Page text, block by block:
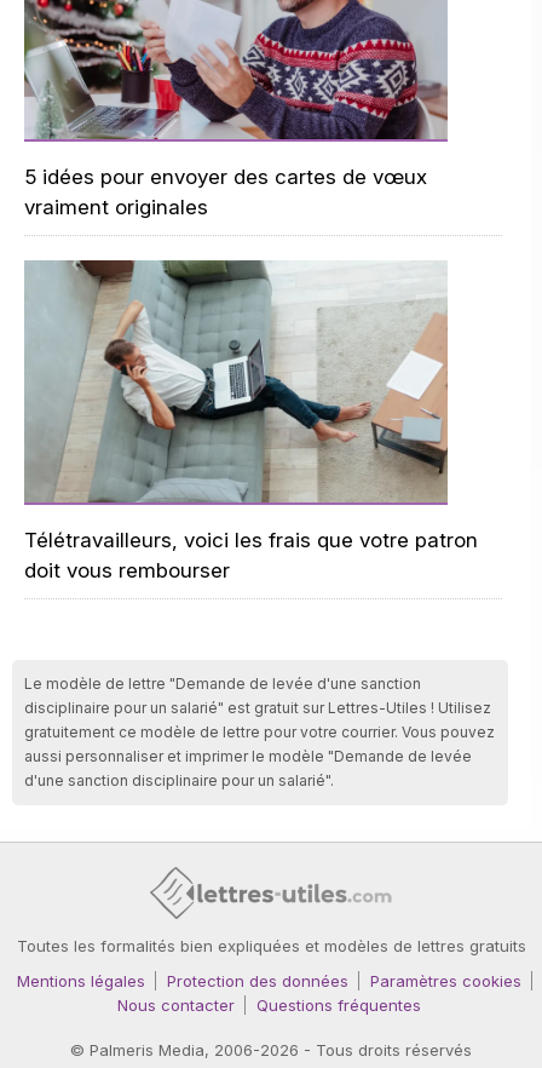
5 idées pour envoyer des cartes de vœux
vraiment originales
Télétravailleurs, voici les frais que votre patron
doit vous rembourser
Le modèle de lettre "Demande de levée d'une sanction
disciplinaire pour un salarié" est gratuit sur Lettres-Utiles ! Utilisez
gratuitement ce modèle de lettre pour votre courrier. Vous pouvez
aussi personnaliser et imprimer le modèle "Demande de levée
d'une sanction disciplinaire pour un salarié".
Toutes les formalités bien expliquées et modèles de lettres gratuits
Mentions légales
Protection des données
Paramètres cookies
Nous contacter
Questions fréquentes
© Palmeris Media, 2006-2026 - Tous droits réservés